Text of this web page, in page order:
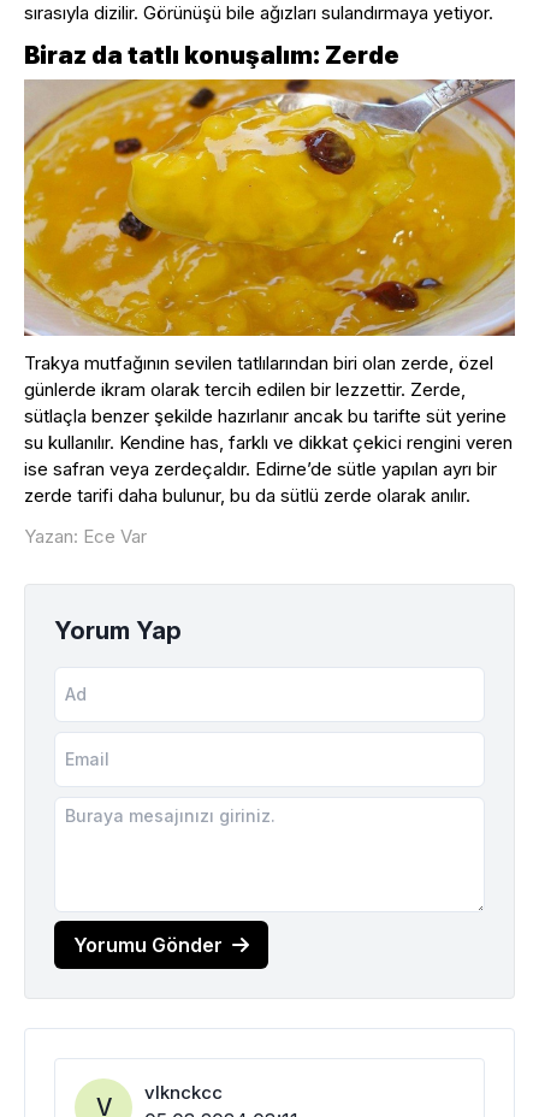
sırasıyla dizilir. Görünüşü bile ağızları sulandırmaya yetiyor.
Biraz da tatlı konuşalım: Zerde
Trakya mutfağının sevilen tatlılarından biri olan zerde, özel
günlerde ikram olarak tercih edilen bir lezzettir. Zerde,
sütlaçla benzer şekilde hazırlanır ancak bu tarifte süt yerine
su kullanılır. Kendine has, farklı ve dikkat çekici rengini veren
ise safran veya zerdeçaldır. Edirne’de sütle yapılan ayrı bir
zerde tarifi daha bulunur, bu da sütlü zerde olarak anılır.
Yazan: Ece Var
Yorum Yap
Yorumu Gönder
V vlknckcc